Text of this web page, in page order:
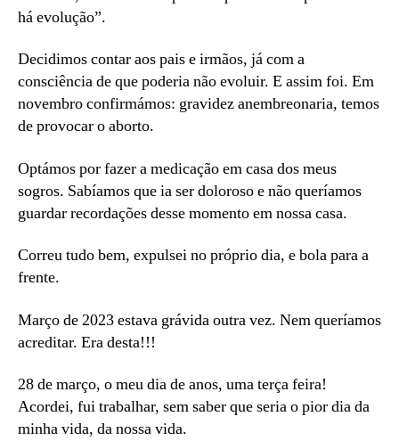
há evolução”.
Decidimos contar aos pais e irmãos, já com a
consciência de que poderia não evoluir. E assim foi. Em
novembro confirmámos: gravidez anembreonaria, temos
de provocar o aborto.
Optámos por fazer a medicação em casa dos meus
sogros. Sabíamos que ia ser doloroso e não queríamos
guardar recordações desse momento em nossa casa.
Correu tudo bem, expulsei no próprio dia, e bola para a
frente.
Março de 2023 estava grávida outra vez. Nem queríamos
acreditar. Era desta!!!
28 de março, o meu dia de anos, uma terça feira!
Acordei, fui trabalhar, sem saber que seria o pior dia da
minha vida, da nossa vida.